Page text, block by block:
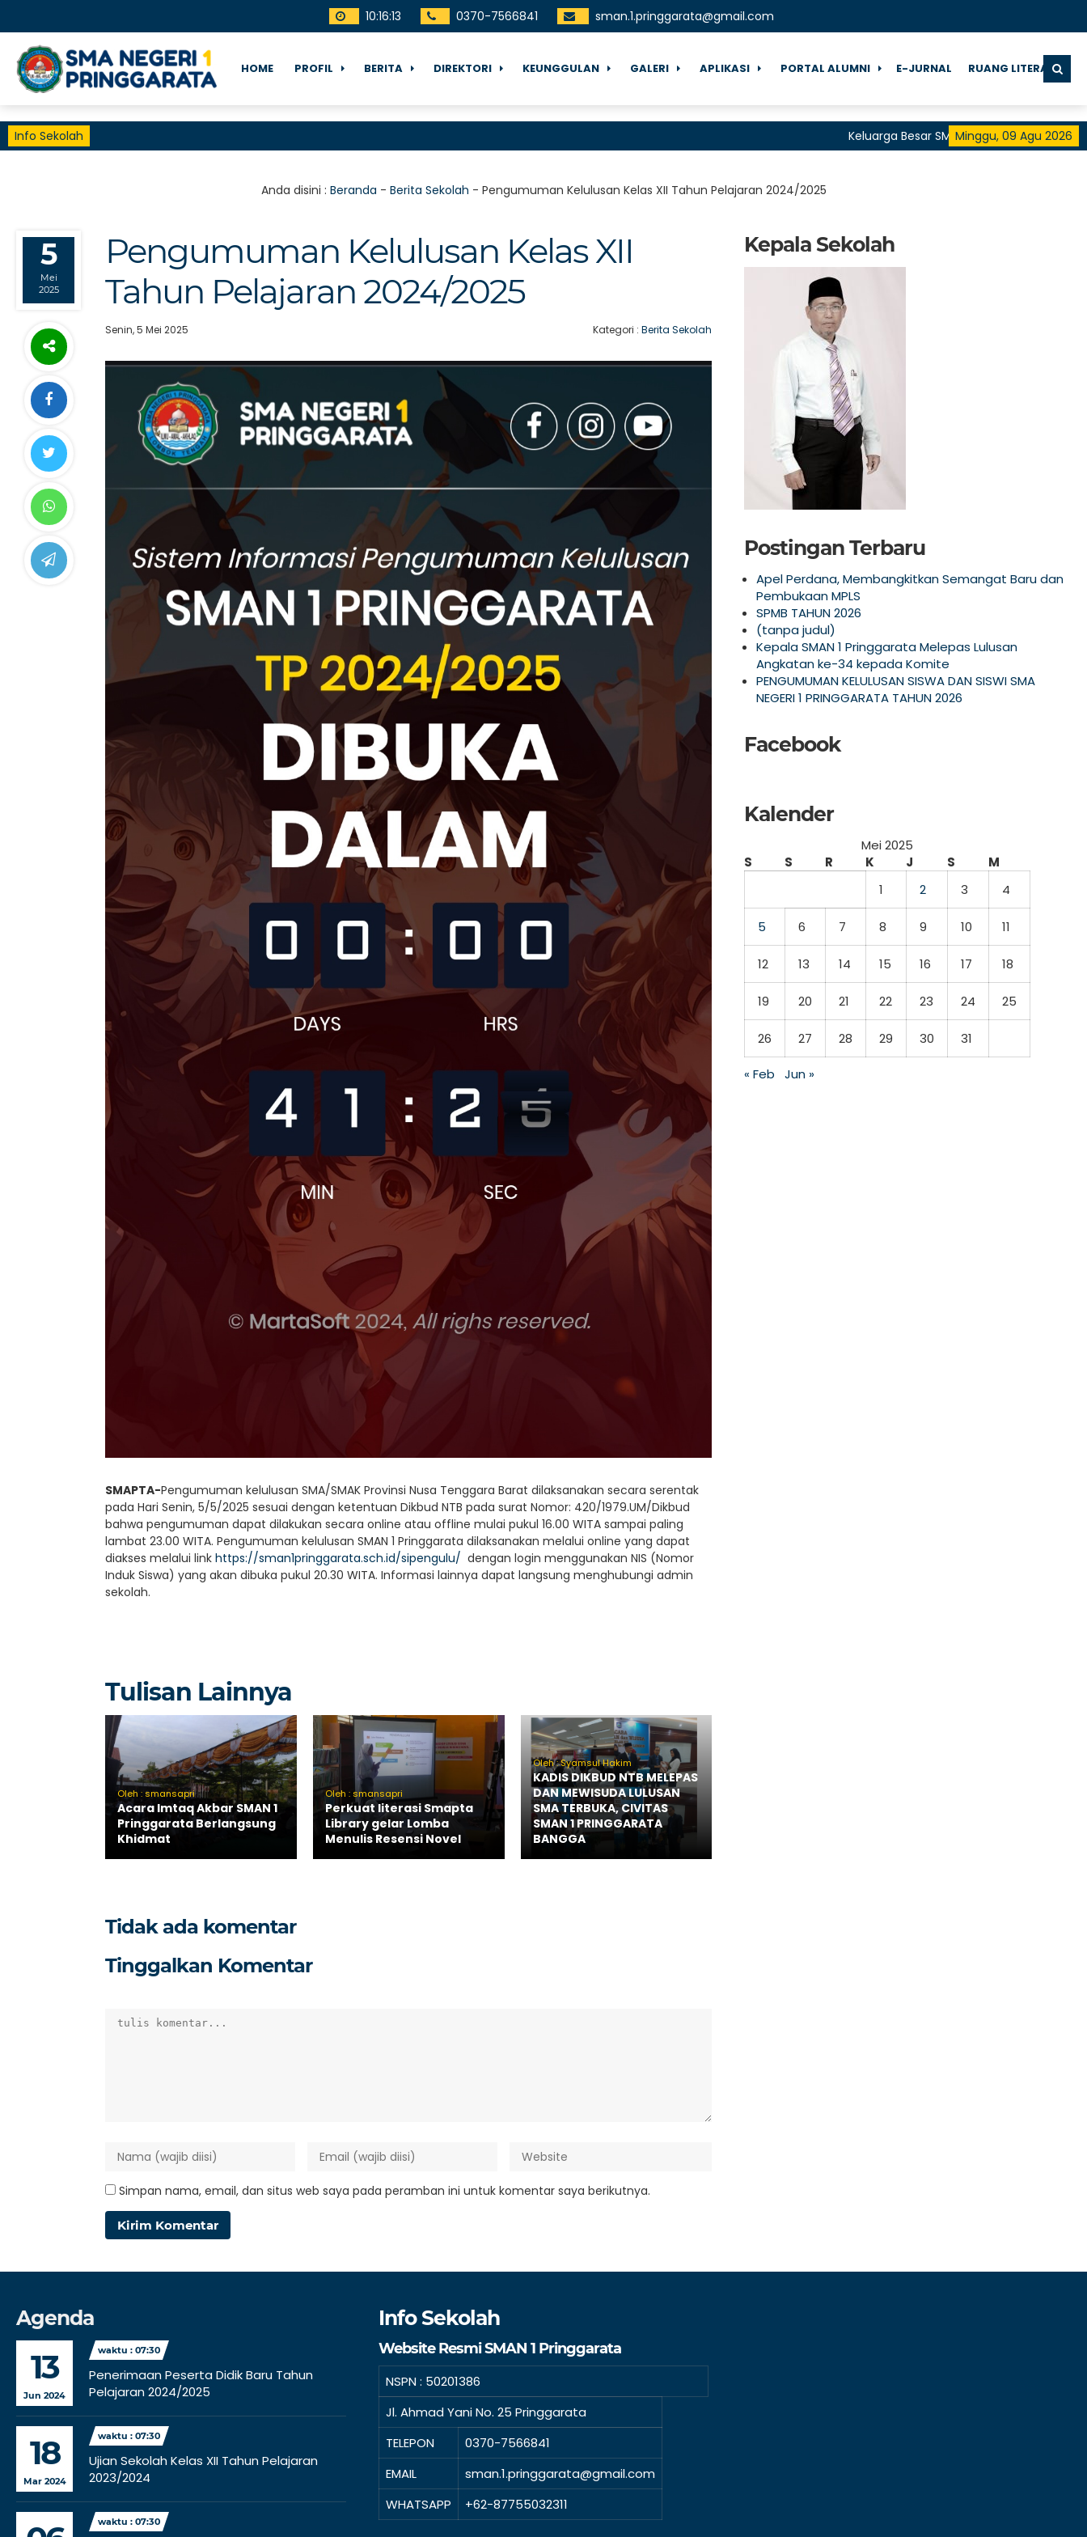
10:16:14 0370-7566841 sman.1.pringgarata@gmail.com
HOME PROFIL BERITA DIREKTORI KEUNGGULAN GALERI APLIKASI PORTAL ALUMNI E-JURNAL RUANG LITERASI
Info Sekolah Minggu, 09 Agu 2026
Keluarga Besar SMA Negeri 1 Pringgarata
Anda disini : Beranda - Berita Sekolah - Pengumuman Kelulusan Kelas XII Tahun Pelajaran 2024/2025
5
Mei
2025
Pengumuman Kelulusan Kelas XII
Tahun Pelajaran 2024/2025
Senin, 5 Mei 2025 Kategori :Berita Sekolah
SMAPTA-Pengumuman kelulusan SMA/SMAK Provinsi Nusa Tenggara Barat dilaksanakan secara serentak
pada Hari Senin, 5/5/2025 sesuai dengan ketentuan Dikbud NTB pada surat Nomor: 420/1979.UM/Dikbud
bahwa pengumuman dapat dilakukan secara online atau offline mulai pukul 16.00 WITA sampai paling
lambat 23.00 WITA. Pengumuman kelulusan SMAN 1 Pringgarata dilaksanakan melalui online yang dapat
diakses melalui link https://sman1pringgarata.sch.id/sipengulu/ dengan login menggunakan NIS (Nomor
Induk Siswa) yang akan dibuka pukul 20.30 WITA. Informasi lainnya dapat langsung menghubungi admin
sekolah.
Tulisan Lainnya
Oleh : smansapri
Acara Imtaq Akbar SMAN 1
Pringgarata Berlangsung
Khidmat
Oleh : smansapri
Perkuat literasi Smapta
Library gelar Lomba
Menulis Resensi Novel
Oleh : Syamsul Hakim
KADIS DIKBUD NTB MELEPAS
DAN MEWISUDA LULUSAN
SMA TERBUKA, CIVITAS
SMAN 1 PRINGGARATA
BANGGA
Tidak ada komentar
Tinggalkan Komentar
Simpan nama, email, dan situs web saya pada peramban ini untuk komentar saya berikutnya.
Kepala Sekolah
Postingan Terbaru
Apel Perdana, Membangkitkan Semangat Baru dan
Pembukaan MPLS
SPMB TAHUN 2026
(tanpa judul)
Kepala SMAN 1 Pringgarata Melepas Lulusan
Angkatan ke-34 kepada Komite
PENGUMUMAN KELULUSAN SISWA DAN SISWI SMA
NEGERI 1 PRINGGARATA TAHUN 2026
Facebook
Kalender
Mei 2025
S
S R K J S
M
1
2 3 4
5 6 7 8 9 10 11
12 13 14 15 16 17 18
19 20 21 22 23 24 25
26 27 28 29 30 31
« Feb Jun »
Agenda
13
Jun 2024
waktu : 07:30
Penerimaan Peserta Didik Baru Tahun
Pelajaran 2024/2025
18
Mar 2024
waktu : 07:30
Ujian Sekolah Kelas XII Tahun Pelajaran
2023/2024
waktu : 07:30
Info Sekolah
Website Resmi SMAN 1 Pringgarata
NSPN : 50201386
Jl. Ahmad Yani No. 25 Pringgarata
TELEPON
0370-7566841
EMAIL
sman.1.pringgarata@gmail.com
WHATSAPP
+62-87755032311